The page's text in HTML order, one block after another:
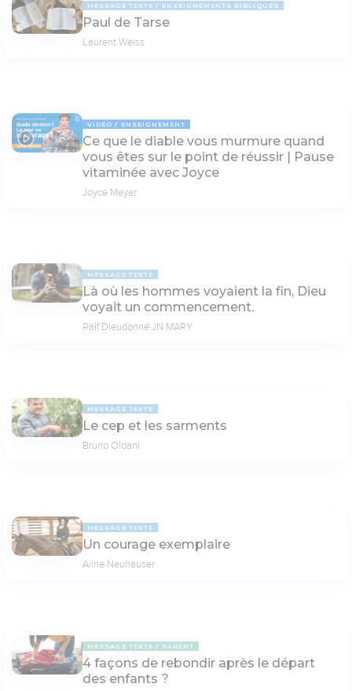
MESSAGE TEXTE ENSEIGNEMENTS BIBLIQUES
Paul de Tarse
Laurent Weiss
04:33
VIDÉO ENSEIGNEMENT
Ce que le diable vous murmure quand
vous êtes sur le point de réussir | Pause
vitaminée avec Joyce
Joyce Meyer
MESSAGE TEXTE
Là où les hommes voyaient la fin, Dieu
voyait un commencement.
Ralf Dieudonné JN MARY
MESSAGE TEXTE
Le cep et les sarments
Bruno Oldani
MESSAGE TEXTE
Un courage exemplaire
Aline Neuhauser
MESSAGE TEXTE PARENT
4 façons de rebondir après le départ
des enfants ?